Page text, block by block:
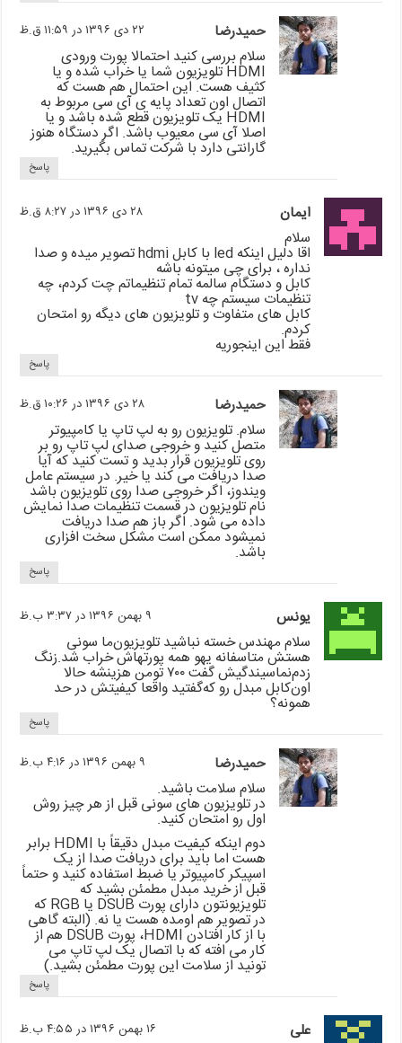
حمیدرضا ۲۲ دی ۱۳۹۶ در ۱۱:۵۹ ق.ظ
سلام بررسی کنید احتمالا پورت ورودی
HDMI تلویزیون شما یا خراب شده و یا
کثیف هست. این احتمال هم هست که
اتصال اون تعداد پایه ی آی سی مربوط به
HDMI یک تلویزیون قطع شده باشد و یا
اصلا آی سی معیوب باشد. اگر دستگاه هنوز
گارانتی دارد با شرکت تماس بگیرید.
پاسخ
ایمان ۲۸ دی ۱۳۹۶ در ۸:۲۷ ق.ظ
سلام
اقا دلیل اینکه led با کابل hdmi تصویر میده و صدا
نداره ، برای چی میتونه باشه
کابل و دستگام سالمه تمام تنظیماتم چت کردم، چه
تنظیمات سیستم چه tv
کابل های متفاوت و تلویزیون های دیگه رو امتحان
کردم.
فقط این اینجوریه
پاسخ
حمیدرضا ۲۸ دی ۱۳۹۶ در ۱۰:۲۶ ق.ظ
سلام. تلویزیون رو به لپ تاپ یا کامپیوتر
متصل کنید و خروجی صدای لپ تاپ رو بر
روی تلویزیون قرار بدید و تست کنید که آیا
صدا دریافت می کند یا خیر. در سیستم عامل
ویندوز، اگر خروجی صدا روی تلویزیون باشد
نام تلویزیون در قسمت تنظیمات صدا نمایش
داده می شود. اگر باز هم صدا دریافت
نمیشود ممکن است مشکل سخت افزاری
باشد.
پاسخ
یونس ۹ بهمن ۱۳۹۶ در ۳:۳۷ ب.ظ
سلام مهندس خسته نباشید تلویزیون‌ما سونی
هستش متاسفانه یهو همه پورتهاش خراب شد.زنگ
زدم‌نماسیندگیش گفت ۷۰۰ تومن هزینشه حالا
اون‌کابل مبدل رو که‌گفتید واقعا کیفیتش در حد
همونه؟
پاسخ
حمیدرضا ۹ بهمن ۱۳۹۶ در ۴:۱۶ ب.ظ
سلام سلامت باشید.
در تلویزیون های سونی قبل از هر چیز روش
اول رو امتحان کنید.
دوم اینکه کیفیت مبدل دقیقاً با HDMI برابر
هست اما باید برای دریافت صدا از یک
اسپیکر کامپیوتر یا ضبط استفاده کنید و حتماً
قبل از خرید مبدل مطمئن بشید که
تلویزیونتون دارای پورت DSUB یا RGB که
در تصویر هم اومده هست یا نه. (البته گاهی
با از کار افتادن HDMI، پورت DSUB هم از
کار می افته که با اتصال یک لپ تاپ می
تونید از سلامت این پورت مطمئن بشید.)
پاسخ
علی ۱۶ بهمن ۱۳۹۶ در ۴:۵۵ ب.ظ